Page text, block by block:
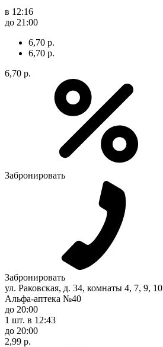
в 12:16
до 21:00
6,70 р.
6,70 р.
6,70 р.
Забронировать
Забронировать
ул. Раковская, д. 34, комнаты 4, 7, 9, 10
Альфа-аптека №40
до 20:00
1 шт. в 12:43
до 20:00
2,99 р.